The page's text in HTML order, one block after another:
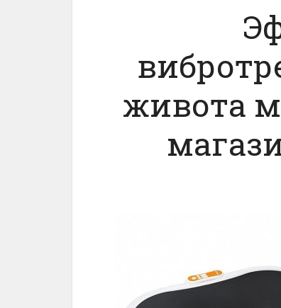
живота